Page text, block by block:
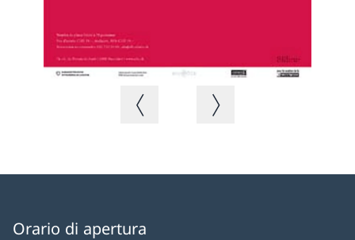
Immagine precedenteImmagine successiva
Orario di apertura